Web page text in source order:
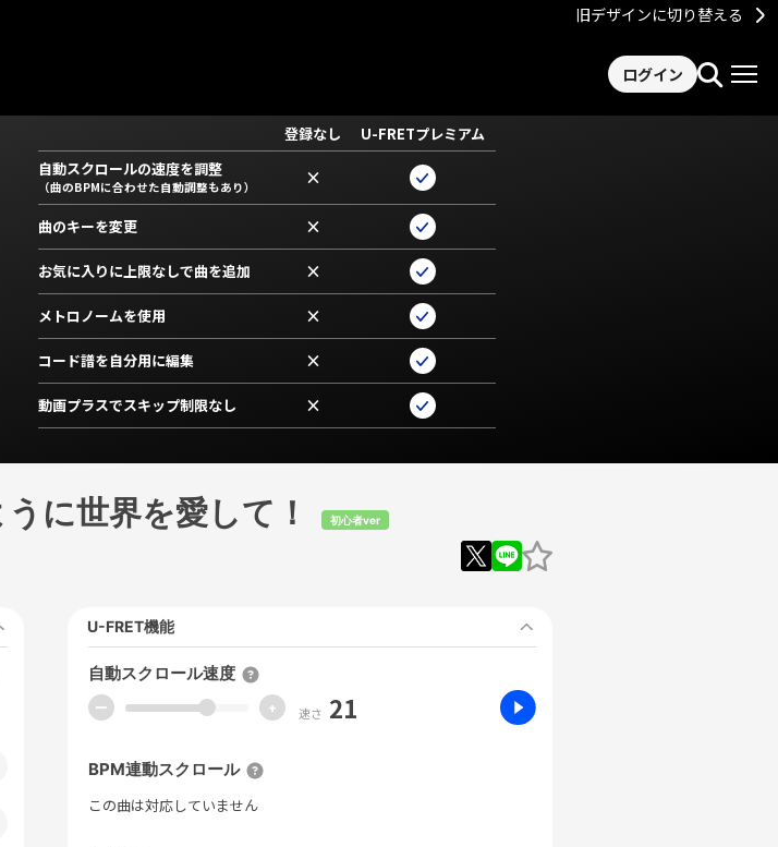
旧デザインに切り替える
ログイン
登録なし
U-FRETプレミアム
自動スクロールの速度を調整
（曲のBPMに合わせた自動調整もあり） ×
曲のキーを変更 ×
お気に入りに上限なしで曲を追加 ×
メトロノームを使用 ×
コード譜を自分用に編集 ×
動画プラスでスキップ制限なし ×
に世界を愛して！ 初心者ver
U-FRET機能
自動スクロール速度
ー + 速さ 21
BPM連動スクロール
この曲は対応していません